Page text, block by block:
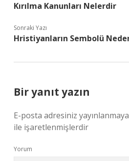
Kırılma Kanunları Nelerdir
Sonraki Yazı
Hristiyanların Sembolü
Bir yanıt yazın
E-posta adresiniz
ile işaretlenmişlerdir
Yorum